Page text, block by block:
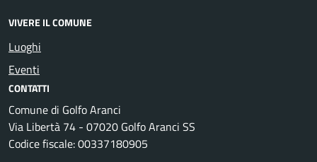
VIVERE IL COMUNE
Luoghi
Eventi
CONTATTI
Comune di Golfo Aranci
Via Libertà 74 - 07020 Golfo Aranci SS
Codice fiscale: 00337180905